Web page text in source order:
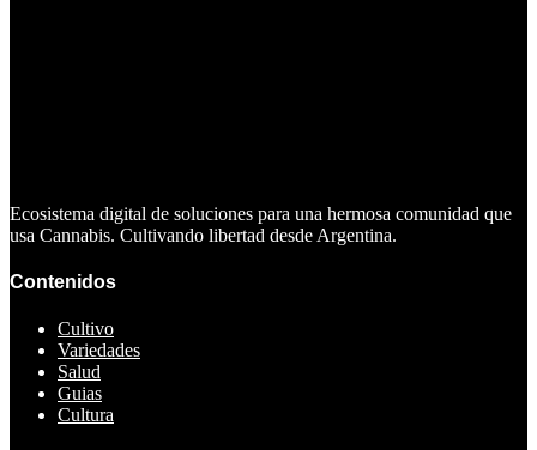
Ecosistema digital de soluciones para una hermosa comunidad que
usa Cannabis. Cultivando libertad desde Argentina.
Contenidos
Cultivo
Variedades
Salud
Guias
Cultura